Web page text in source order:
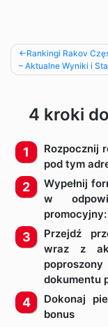
Nawigacja
Rankingi Rakov
– Aktualne Wyniki i
4 kroki
Rozpocznij
pod tym
Wypełnij
w
promocyjny:
Przejdź
wraz z
dokumentu
Dokonaj
bonus